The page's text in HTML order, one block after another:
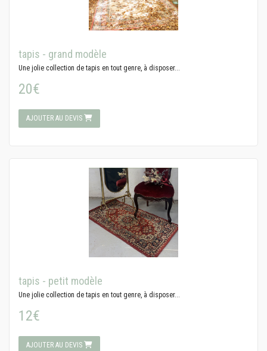
tapis - grand modèle
Une jolie collection de tapis en tout genre, à disposer...
20€
AJOUTER AU DEVIS
tapis - petit modèle
Une jolie collection de tapis en tout genre, à disposer...
12€
AJOUTER AU DEVIS